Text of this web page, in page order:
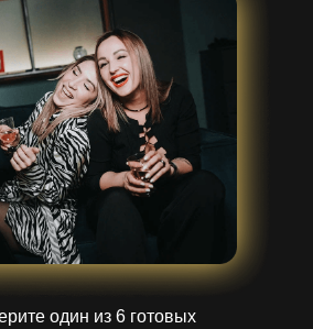
один из 6 готовых